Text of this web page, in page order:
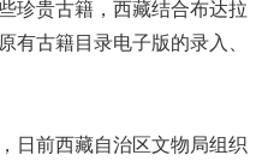
珍贵古籍，西藏结合布达拉
有古籍目录电子版的录入、
日前西藏自治区文物局组织